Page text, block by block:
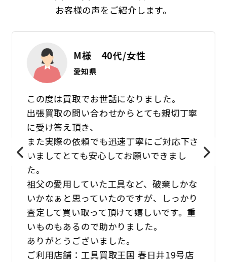
お客様の声をご紹介します。
M様 40代/女性
愛知県
この度は買取でお世話になりました。
出張買取の問い合わせからとても親切丁寧
に受け答え頂き、
また実際の依頼でも迅速丁寧にご対応下さ
いましてとても安心してお願いできまし
た。
祖父の愛用していた工具など、破棄しかな
いかなぁと思っていたのですが、しっかり
査定して買い取って頂けて嬉しいです。重
いものもあるので助かりました。
ありがとうございました。
ご利用店舗：工具買取王国 春日井19号店